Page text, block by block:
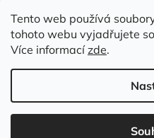
Tento web používá
tohoto webu vyjadřujete
Více informacízde.
identifikován.
Zlatá